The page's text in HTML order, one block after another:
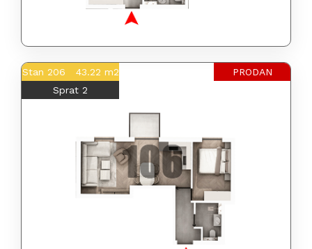
Stan 206 43.22 m2
Sprat 2
PRODAN